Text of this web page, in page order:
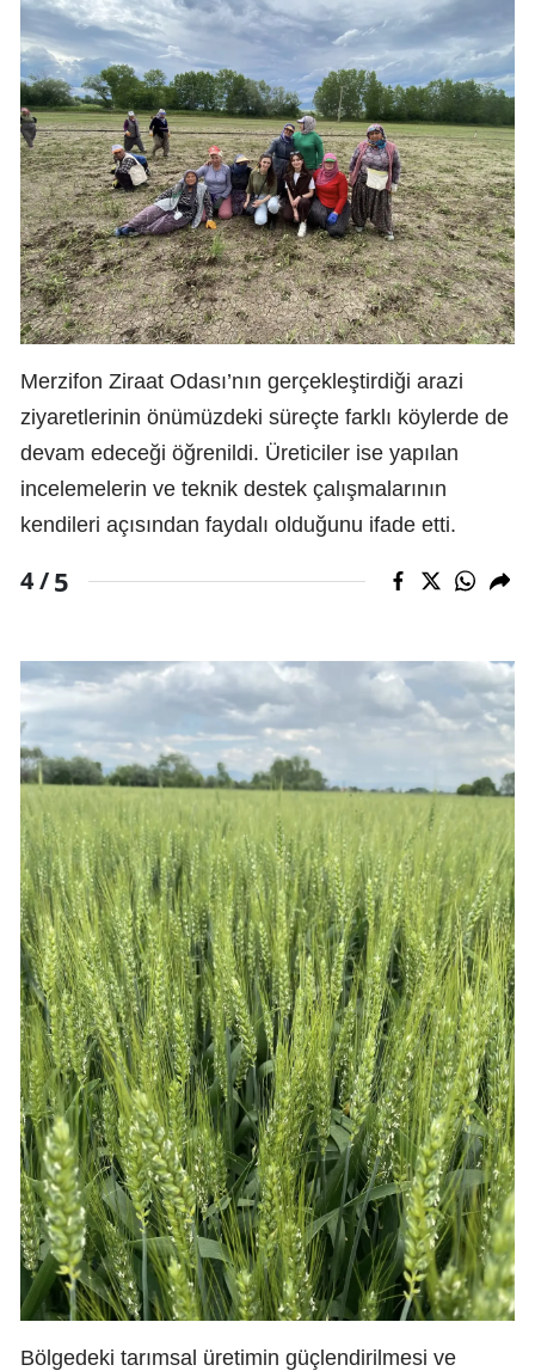
Merzifon Ziraat Odası’nın gerçekleştirdiği arazi
ziyaretlerinin önümüzdeki süreçte farklı köylerde de
devam edeceği öğrenildi. Üreticiler ise yapılan
incelemelerin ve teknik destek çalışmalarının
kendileri açısından faydalı olduğunu ifade etti.
4 /5
Bölgedeki tarımsal üretimin güçlendirilmesi ve